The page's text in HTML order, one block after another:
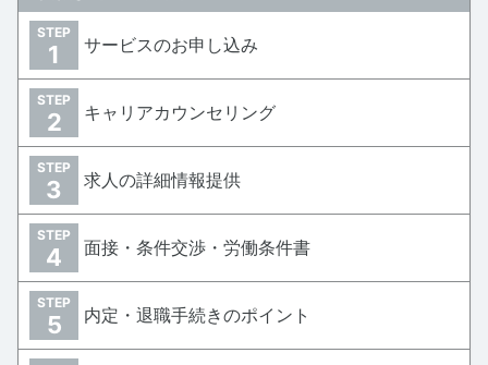
STEP
1 サービスのお申し込み
STEP
2 キャリアカウンセリング
STEP
3 求人の詳細情報提供
STEP
4 面接・条件交渉・労働条件書
STEP
5 内定・退職手続きのポイント